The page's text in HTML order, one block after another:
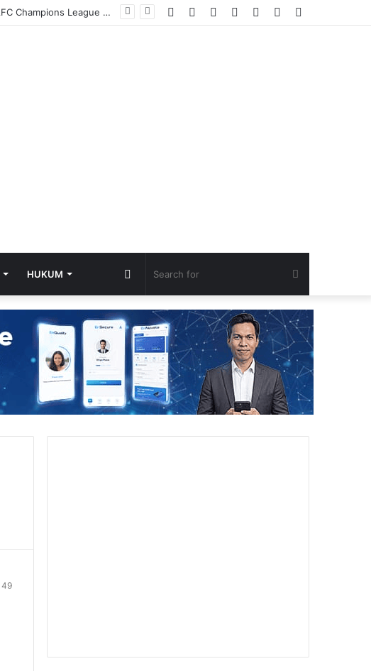
Bungkam Persib Lewat Drama Penalti, Persebaya Juara Piala Presiden 2026 Tapi Arema FC Masih Raja Sejati
Random
Log
TikTok
Instagram
YouTube
Facebook
HUKUM Search
for
Random
Article
49